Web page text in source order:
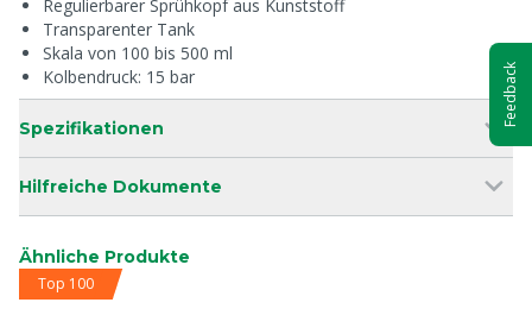
Regulierbarer Sprühkopf aus Kunststoff
Transparenter Tank
Skala von 100 bis 500 ml
Kolbendruck: 15 bar
Spezifikationen
Hilfreiche Dokumente
Ähnliche Produkte
Top 100
Feedback